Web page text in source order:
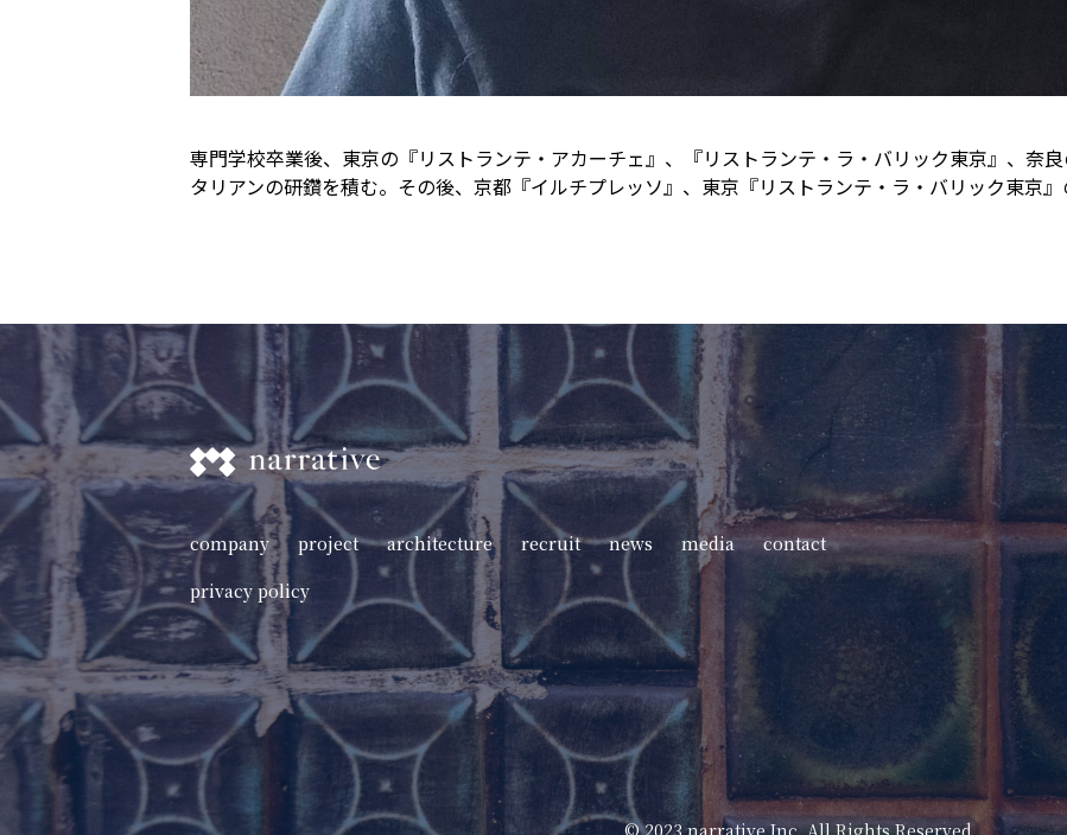
専門学校卒業後、東京の『リストランテ・アカーチェ』、『リストランテ・ラ・バリック東京』、奈
タリアンの研鑽を積む。その後、京都『イルチプレッソ』、東京『リストランテ・ラ・バリック東京』
company project architecture recruit news media
contact
privacy policy
©️ 2023 narrative Inc. All Rights Reserved